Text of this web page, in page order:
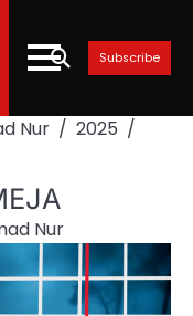
Subscribe
Nur
2025
Nur